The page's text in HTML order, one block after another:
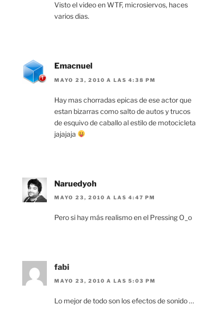
Visto el video en WTF, microsiervos, haces
varios dias.
Emacnuel
MAYO 23, 2010 A LAS 4:38 PM
Hay mas chorradas epicas de ese actor que
estan bizarras como salto de autos y trucos
de esquivo de caballo al estilo de motocicleta
jajajaja
Naruedyoh
MAYO 23, 2010 A LAS 4:47 PM
Pero si hay más realismo en el Pressing O_o
fabi
MAYO 23, 2010 A LAS 5:03 PM
Lo mejor de todo son los efectos de sonido …